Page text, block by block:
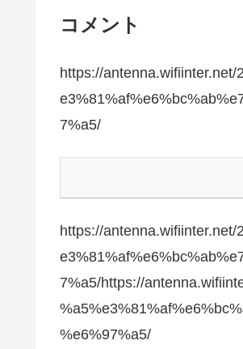
コメント
https://
7%a5/
https://
7%a5/https://
%e6%97%a5/